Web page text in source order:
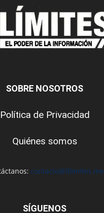
SOBRE NOSOTROS
Política de Privacidad
Quiénes somos
contacto@0limites.mx
SÍGUENOS